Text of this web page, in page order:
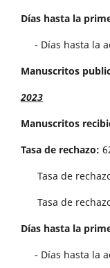
Días hasta la
- Días hasta la
Manuscritos
2023
Manuscritos
Tasa de rechazo:
Tasa de rechazo
Tasa de
Días hasta la
- Días hasta la